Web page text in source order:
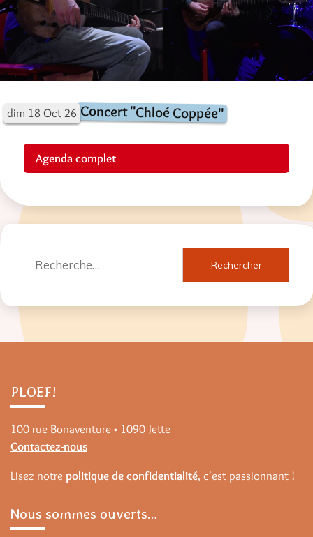
dim 18 Oct 26 Concert "Chloé Coppée"
Agenda complet
PLOEF!
100 rue Bonaventure • 1090 Jette
Contactez-nous
Lisez notre politique de confidentialité, c'est passionnant !
Nous sommes ouverts…